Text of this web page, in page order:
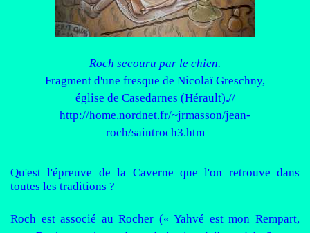
Roch secouru par le chien.
Fragment d'une fresque de Nicolaï Greschny,
église de Casedarnes (Hérault).//
http://home.nordnet.fr/~jrmasson/jean-
roch/saintroch3.htm
Qu'est l'épreuve de la Caverne que l'on retrouve dans
toutes les traditions ?
Roch est associé au Rocher (« Yahvé est mon Rempart,